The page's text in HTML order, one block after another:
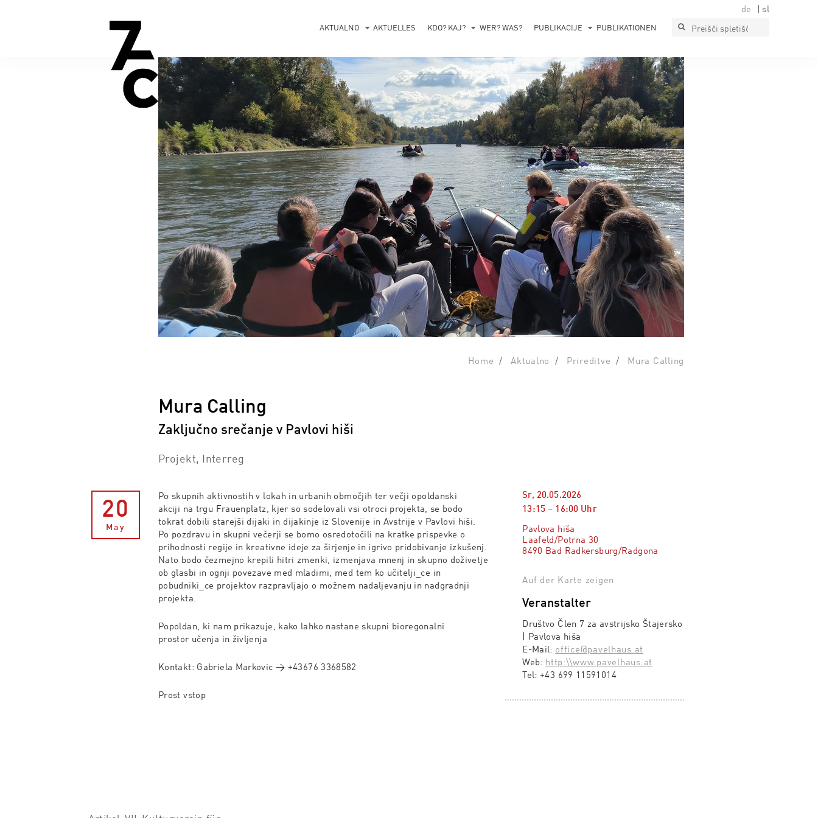
de sl
AKTUALNO AKTUELLES KDO? KAJ? WER? WAS? PUBLIKACIJE PUBLIKATIONEN
Home Aktualno Prireditve Mura Calling
Mura Calling
Zaključno srečanje v Pavlovi hiši
Projekt, Interreg
20
May
Sr, 20.05.2026
13:15– 16:00 Uhr
Pavlova hiša
Laafeld/Potrna 30
8490 Bad Radkersburg/Radgona
Auf der Karte zeigen
Veranstalter
Društvo Člen 7 za avstrijsko Štajersko
| Pavlova hiša
E-Mail: office@pavelhaus.at
Web: http:\\www.pavelhaus.at
Tel:+43 699 11591014
Po skupnih aktivnostih v lokah in urbanih območjih ter večji opoldanski
akciji na trgu Frauenplatz, kjer so sodelovali vsi otroci projekta, se bodo
tokrat dobili starejši dijaki in dijakinje iz Slovenije in Avstrije v Pavlovi hiši.
Po pozdravu in skupni večerji se bomo osredotočili na kratke prispevke o
prihodnosti regije in kreativne ideje za širjenje in igrivo pridobivanje izkušenj.
Nato bodo čezmejno krepili hitri zmenki, izmenjava mnenj in skupno doživetje
ob glasbi in ognji povezave med mladimi, med tem ko učitelji_ce in
pobudniki_ce projektov razpravljajo o možnem nadaljevanju in nadgradnji
projekta.
Popoldan, ki nam prikazuje, kako lahko nastane skupni bioregonalni
prostor učenja in življenja
Kontakt: Gabriela Markovic → +43676 3368582
Prost vstop